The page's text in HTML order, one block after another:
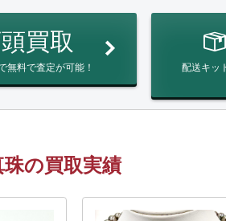
買取
無料で査定が可能！
配送キッ
の買取実績